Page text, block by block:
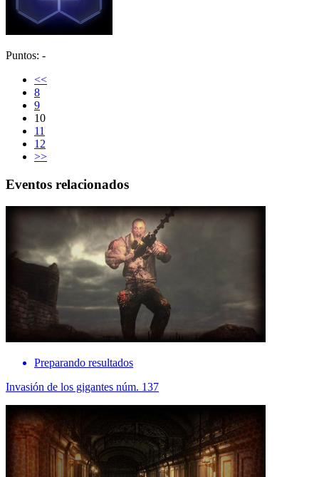
Puntos: -
<<
8
9
10
11
12
>>
Eventos relacionados
Preparando resultados
Invasión de los gigantes núm. 137